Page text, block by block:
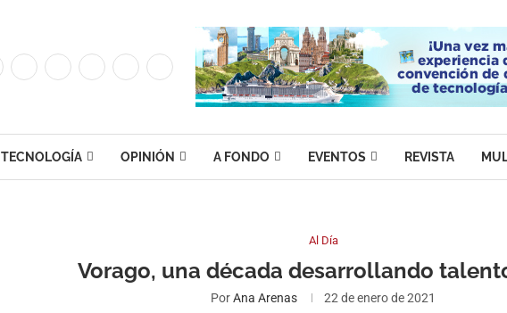
TECNOLOGÍA OPINIÓN A FONDO EVENTOS REVISTA
Al Día
Vorago, una década desarrollando
PorAna Arenas 22 de enero de 2021